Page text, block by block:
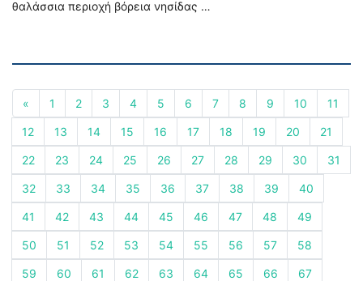
θαλάσσια περιοχή βόρεια νησίδας …
« 1 2 3 4 5 6 7 8 9 10 11
12 13 14 15 16 17 18 19 20 21
22 23 24 25 26 27 28 29 30 31
32 33 34 35 36 37 38 39 40
41 42 43 44 45 46 47 48 49
50 51 52 53 54 55 56 57 58
59 60 61 62 63 64 65 66 67